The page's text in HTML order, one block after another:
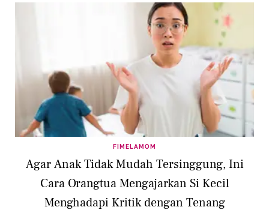
FIMELAMOM
Agar Anak Tidak Mudah Tersinggung, Ini
Cara Orangtua Mengajarkan Si Kecil
Menghadapi Kritik dengan Tenang